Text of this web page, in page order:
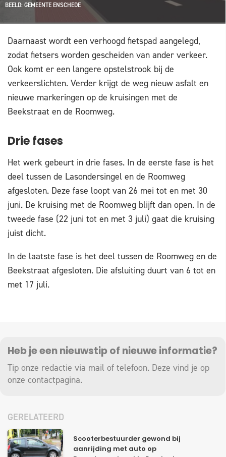
BEELD: GEMEENTE ENSCHEDE
Daarnaast wordt een verhoogd fietspad aangelegd,
zodat fietsers worden gescheiden van ander verkeer.
Ook komt er een langere opstelstrook bij de
verkeerslichten. Verder krijgt de weg nieuw asfalt en
nieuwe markeringen op de kruisingen met de
Beekstraat en de Roomweg.
Drie fases
Het werk gebeurt in drie fases. In de eerste fase is het
deel tussen de Lasondersingel en de Roomweg
afgesloten. Deze fase loopt van 26 mei tot en met 30
juni. De kruising met de Roomweg blijft dan open. In de
tweede fase (22 juni tot en met 3 juli) gaat die kruising
juist dicht.
In de laatste fase is het deel tussen de Roomweg en de
Beekstraat afgesloten. Die afsluiting duurt van 6 tot en
met 17 juli.
Heb je een nieuwstip of nieuwe informatie?
Tip onze redactie via mail of telefoon. Deze vind je op
onze contactpagina.
GERELATEERD
Scooterbestuurder gewond bij
aanrijding met auto op